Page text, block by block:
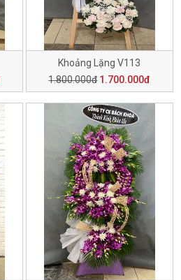
Khoảng Lặng V113
1.800.000đ 1.700.000đ